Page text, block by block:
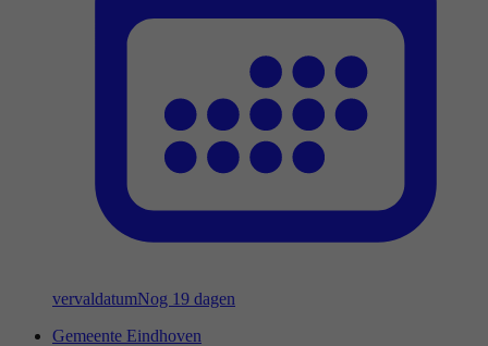
vervaldatumNog 19 dagen
Gemeente Eindhoven